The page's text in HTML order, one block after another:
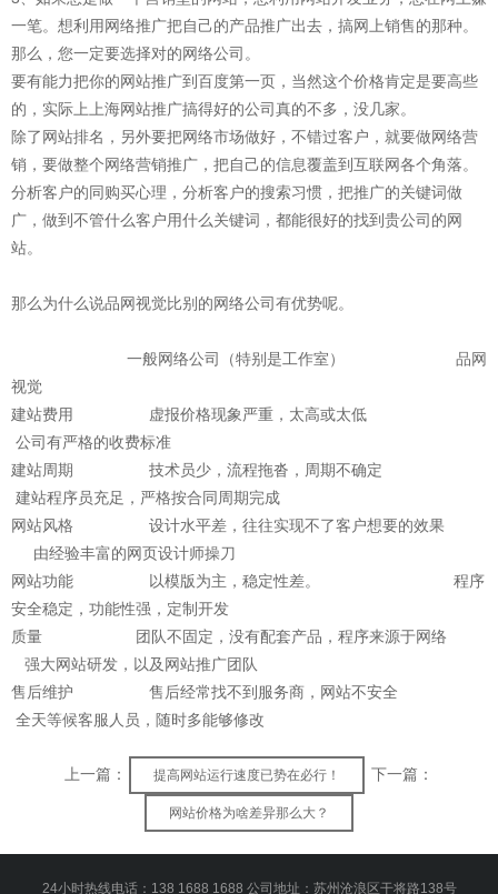
一笔。想利用网络推广把自己的产品推广出去，搞网上销售的那种。
那么，您一定要选择对的网络公司。
要有能力把你的网站推广到百度第一页，当然这个价格肯定是要高些
的，实际上上海网站推广搞得好的公司真的不多，没几家。
除了网站排名，另外要把网络市场做好，不错过客户，就要做网络营
销，要做整个网络营销推广，把自己的信息覆盖到互联网各个角落。
分析客户的同购买心理，分析客户的搜索习惯，把推广的关键词做
广，做到不管什么客户用什么关键词，都能很好的找到贵公司的网
站。
那么为什么说品网视觉比别的网络公司有优势呢。
一般网络公司（特别是工作室） 品网
视觉
建站费用 虚报价格现象严重，太高或太低
公司有严格的收费标准
建站周期 技术员少，流程拖沓，周期不确定
建站程序员充足，严格按合同周期完成
网站风格 设计水平差，往往实现不了客户想要的效果
由经验丰富的网页设计师操刀
网站功能 以模版为主，稳定性差。 程序
安全稳定，功能性强，定制开发
质量 团队不固定，没有配套产品，程序来源于网络
强大网站研发，以及网站推广团队
售后维护 售后经常找不到服务商，网站不安全
全天等候客服人员，随时多能够修改
上一篇： 提高网站运行速度已势在必行！ 下一篇：
网站价格为啥差异那么大？
24小时热线电话：138 1688 1688 公司地址：苏州沧浪区干将路138号